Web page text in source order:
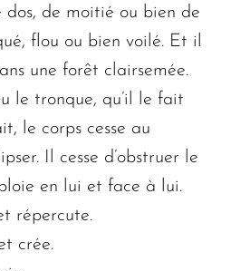
dos, de moitié ou bien de
flou ou bien voilé. Et il
une forêt clairsemée.
le tronque, qu’il le fait
le corps cesse au
Il cesse d’obstruer le
en lui et face à lui.
répercute.
crée.